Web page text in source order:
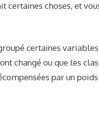
certaines choses, et
certaines
changé ou que les
par un